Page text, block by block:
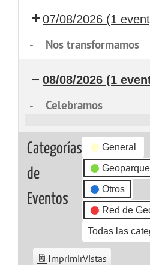
07/08/2026 (1
- Nos transformamos
08/08/2026 (1
- Celebramos
Categorías
de
Eventos
General
Otros
Red de
Todas las
ImprimirVistas